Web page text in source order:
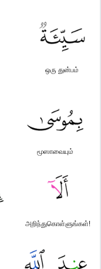
ஒரு துன்பம்
மூஸாவையும்
அறிந்துகொள்ளுங்கள்!